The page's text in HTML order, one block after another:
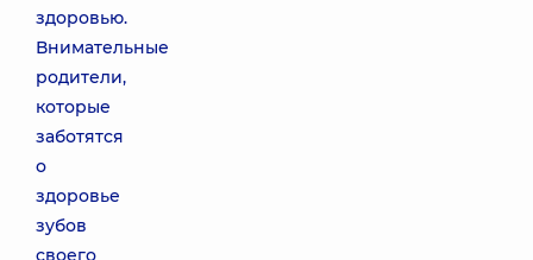
здоровью.
Внимательные
родители,
которые
заботятся
о
здоровье
зубов
своего